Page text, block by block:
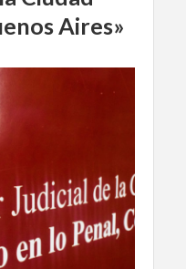
Aires»